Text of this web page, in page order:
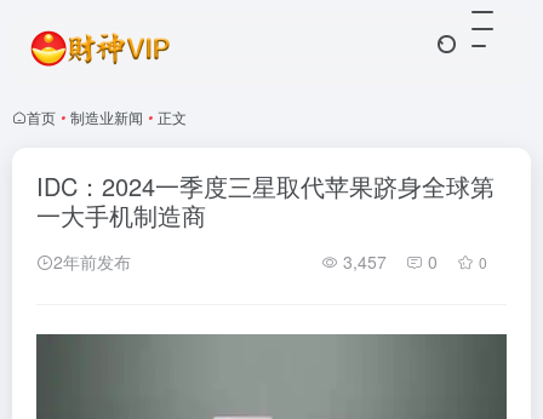
首页 • 制造业新闻 • 正文
IDC：2024一季度三星取代苹果跻身全球第
一大手机制造商
2年前发布 3,457 0 0